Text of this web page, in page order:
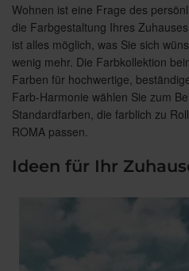
Wohnen ist eine Frage des
die Farbgestaltung Ihres
ist alles möglich, was Sie sich
wenig mehr. Die Farbkollektion
Farben für hochwertige,
Farb-Harmonie wählen Sie zum
Standardfarben, die farblich zu
ROMA passen.
Ideen für Ihr